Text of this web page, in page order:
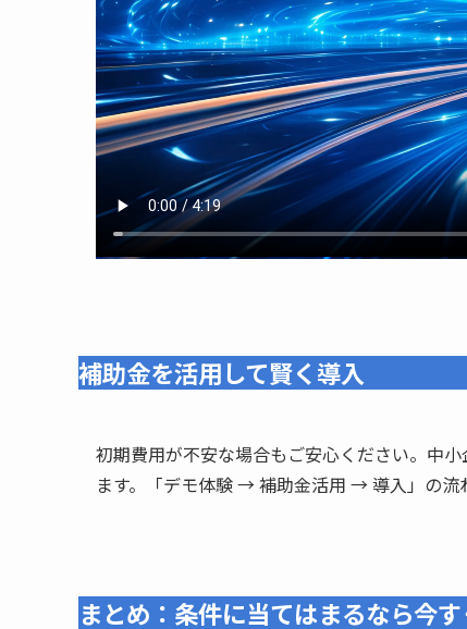
補助金を活用して賢く導入
初期費用が不安な場合もご安心ください。中
ます。「デモ体験 → 補助金活用 → 導入」の流
まとめ：条件に当てはまるなら今